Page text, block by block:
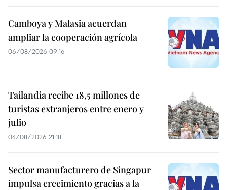
Camboya y Malasia acuerdan
ampliar la cooperación agrícola
06/08/2026 09:16
Tailandia recibe 18,5 millones de
turistas extranjeros entre enero y
julio
04/08/2026 21:18
Sector manufacturero de Singapur
impulsa crecimiento gracias a la